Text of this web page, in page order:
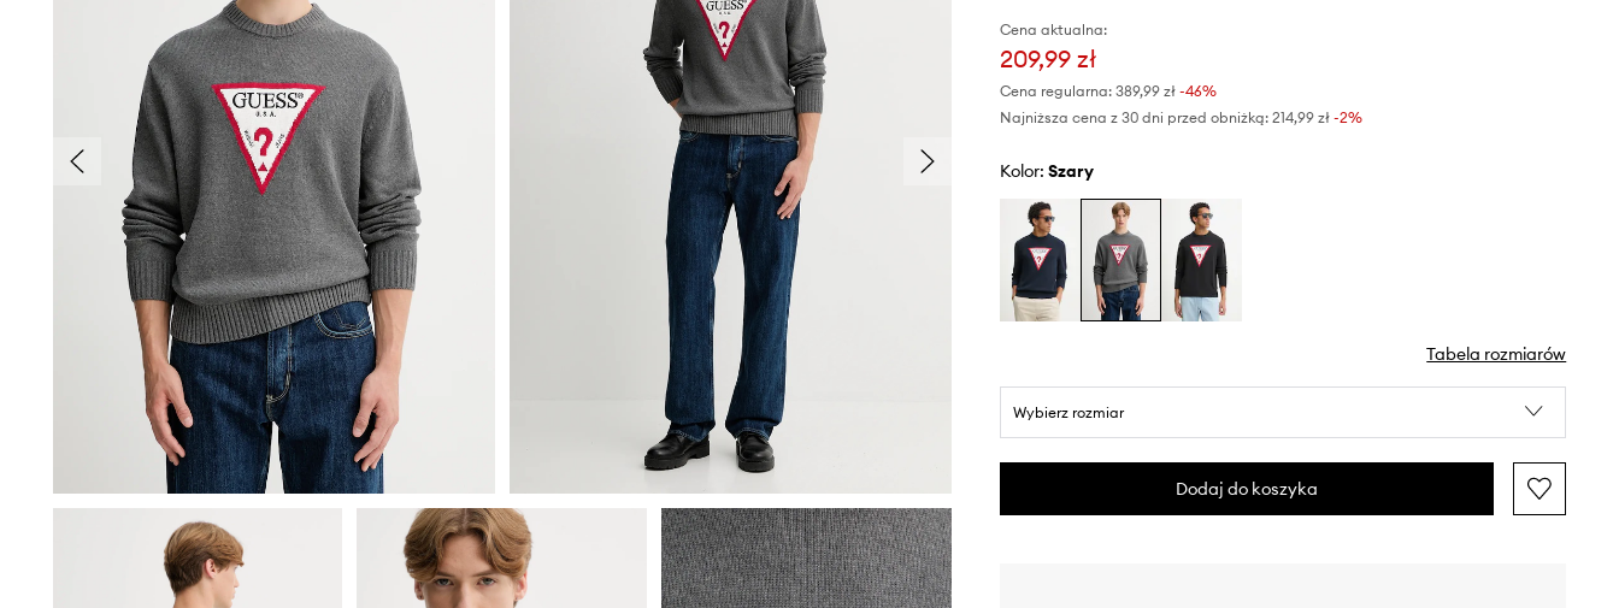
Cena aktualna:
209,99 zł
Cena regularna: 389,99 zł-46%
Najniższa cena z 30 dni przed obniżką: 214,99 zł -2%
Kolor: szary
Tabela rozmiarów
Wybierz rozmiar
Dodaj do koszyka